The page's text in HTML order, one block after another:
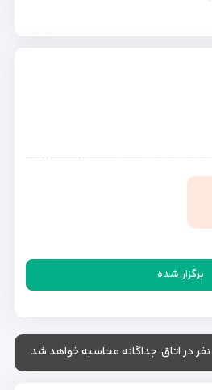
برگزار شده
در اتاق، جداگانه محاسبه خواهد شد